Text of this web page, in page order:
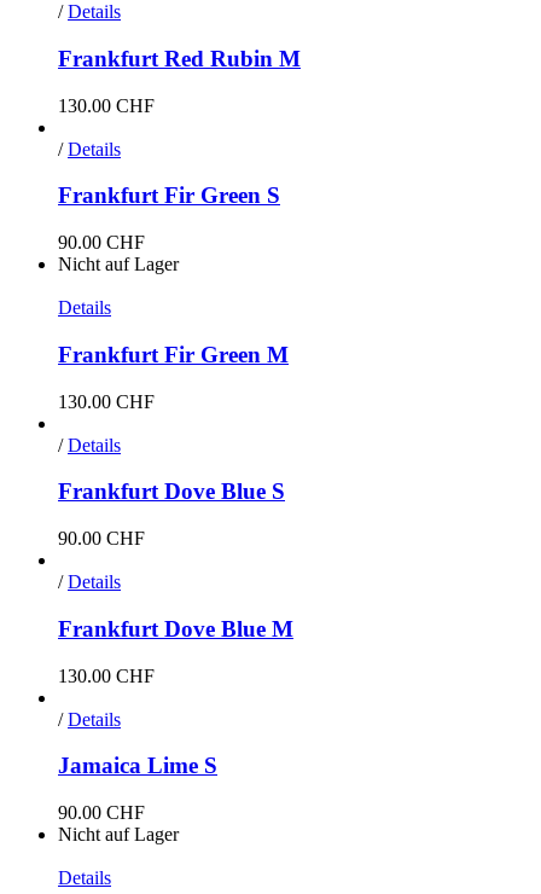
/ Details
Frankfurt Red Rubin M
130.00 CHF
/ Details
Frankfurt Fir Green S
90.00 CHF
Nicht auf Lager
Details
Frankfurt Fir Green M
130.00 CHF
/ Details
Frankfurt Dove Blue S
90.00 CHF
/ Details
Frankfurt Dove Blue M
130.00 CHF
/ Details
Jamaica Lime S
90.00 CHF
Nicht auf Lager
Details